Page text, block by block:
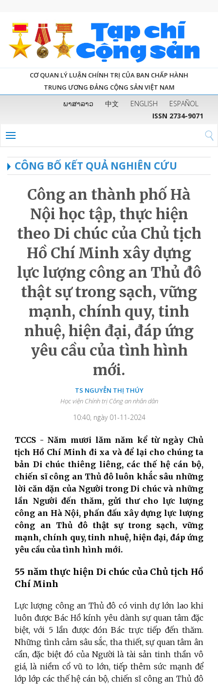
CƠ QUAN LÝ LUẬN CHÍNH TRỊ CỦA BAN CHẤP HÀNH
TRUNG ƯƠNG ĐẢNG CỘNG SẢN VIỆT NAM
ພາສາລາວ 中文 ENGLISH
ESPAÑOL
ISSN 2734-9071
CÔNG BỐ KẾT QUẢ NGHIÊN CỨU
Công an thành phố Hà
Nội học tập, thực hiện
theo Di chúc của Chủ tịch
Hồ Chí Minh xây dựng
lực lượng công an Thủ đô
thật sự trong sạch, vững
mạnh, chính quy, tinh
nhuệ, hiện đại, đáp ứng
yêu cầu của tình hình
mới.
TS NGUYỄN THỊ THÚY
Học viện Chính trị Công an nhân dân
10:40, ngày 01-11-2024
TCCS - Năm mươi lăm năm kể từ ngày Chủ
tịch Hồ Chí Minh đi xa và để lại cho chúng ta
bản Di chúc thiêng liêng, các thế hệ cán bộ,
chiến sĩ công an Thủ đô luôn khắc sâu những
lời căn dặn của Người trong Di chúc và những
lần Người đến thăm, gửi thư cho lực lượng
công an Hà Nội, phấn đấu xây dựng lực lượng
công an Thủ đô thật sự trong sạch, vững
mạnh, chính quy, tinh nhuệ, hiện đại, đáp ứng
yêu cầu của tình hình mới.
55 năm thực hiện Di chúc của Chủ tịch Hồ
Chí Minh
Lực lượng công an Thủ đô có vinh dự lớn lao khi
luôn được Bác Hồ kính yêu dành sự quan tâm đặc
biệt, với 5 lần được đón Bác trực tiếp đến thăm.
Những tình cảm sâu sắc, tha thiết, sự quan tâm ân
cần, đặc biệt đó của Người là tài sản tinh thần vô
giá, là niềm cổ vũ to lớn, tiếp thêm sức mạnh để
lớp lớp các thế hệ cán bộ, chiến sĩ công an Thủ đô